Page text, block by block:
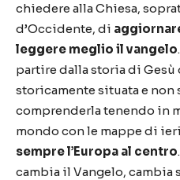
chiedere alla Chiesa,
d’Occidente, di
leggere meglio il vangelo
partire dalla storia di Gesù
storicamente situata e non
comprenderla tenendo in
mondo con le mappe di
sempre l’Europa al centro
cambia il Vangelo, cambia